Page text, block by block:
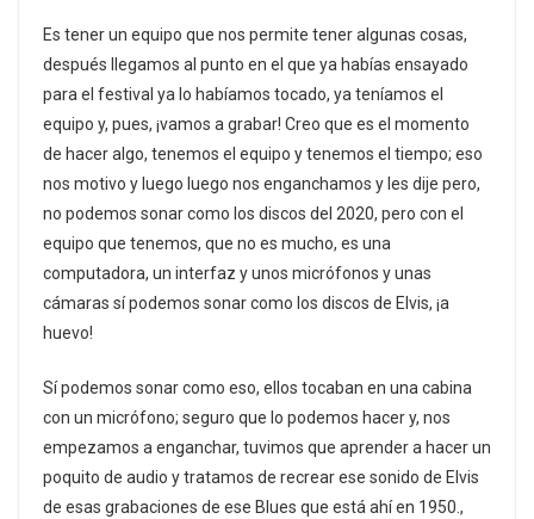
Es tener un equipo que nos permite tener algunas cosas,
después llegamos al punto en el que ya habías ensayado
para el festival ya lo habíamos tocado, ya teníamos el
equipo y, pues, ¡vamos a grabar! Creo que es el momento
de hacer algo, tenemos el equipo y tenemos el tiempo; eso
nos motivo y luego luego nos enganchamos y les dije pero,
no podemos sonar como los discos del 2020, pero con el
equipo que tenemos, que no es mucho, es una
computadora, un interfaz y unos micrófonos y unas
cámaras sí podemos sonar como los discos de Elvis, ¡a
huevo!
Sí podemos sonar como eso, ellos tocaban en una cabina
con un micrófono; seguro que lo podemos hacer y, nos
empezamos a enganchar, tuvimos que aprender a hacer un
poquito de audio y tratamos de recrear ese sonido de Elvis
de esas grabaciones de ese Blues que está ahí en 1950.,